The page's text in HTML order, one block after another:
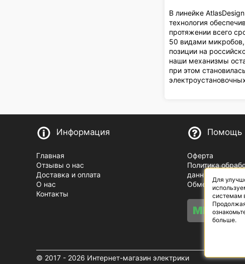
В линейке
технология
протяжении всего
50 видами микробов,
позиции на
наши механизмы
при этом
Информация
Главная
Отзывы о нас
Доставка и оплата
О нас
Контакты
Помощь
Оферта
Политика
данных
Обмен и возврат
© 2017 - 2026 Интернет-магазин электрики
Для
системам
больше.